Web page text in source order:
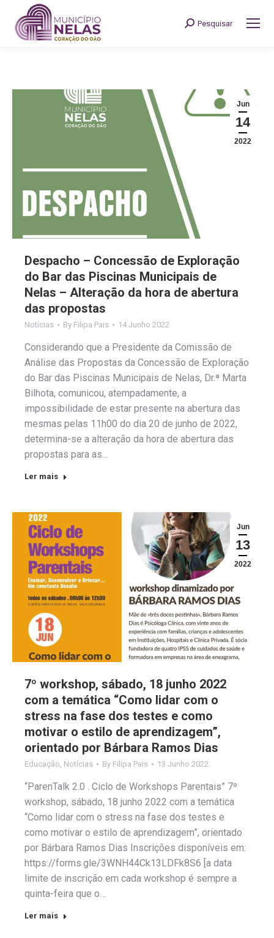
Search:
Pesquisar
Jun
14
2022
Despacho – Concessão de Exploração
do Bar das Piscinas Municipais de
Nelas – Alteração da hora de abertura
das propostas
Notícias By Filipa Pais 14 Junho 2022
Considerando que a Presidente da Comissão de
Análise das Propostas da Concessão de Exploração
do Bar das Piscinas Municipais de Nelas, Dr.ª Marta
Bilhota, comunicou, atempadamente, a
impossibilidade de estar presente na abertura das
mesmas pelas 11h00 do dia 20 de junho de 2022,
determina-se a alteração da hora de abertura das
propostas para as…
Ler mais
Jun
13
2022
7º workshop, sábado, 18 junho 2022
com a temática “Como lidar com o
stress na fase dos testes e como
motivar o estilo de aprendizagem”,
orientado por Bárbara Ramos Dias
Educação Notícias By Filipa Pais 13 Junho 2022
“ParenTalk 2.0 . Ciclo de Workshops Parentais” 7º
workshop, sábado, 18 junho 2022 com a temática
“Como lidar com o stress na fase dos testes e
como motivar o estilo de aprendizagem”, orientado
por Bárbara Ramos Dias Inscrições disponíveis em:
https://forms.gle/3WNH44Ck13LDFk8S6 [a data
limite de inscrição em cada workshop é sempre a
quinta-feira que o…
Ler mais